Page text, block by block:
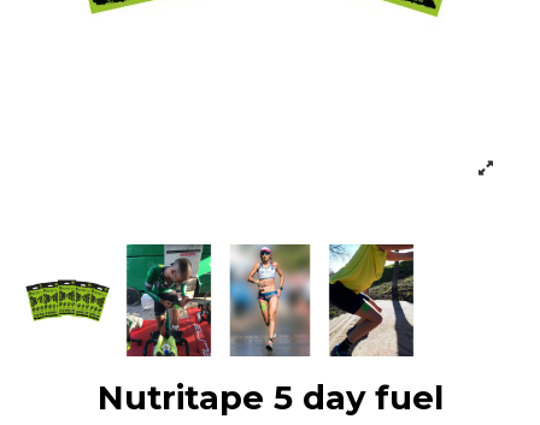
Nutritape 5 day fuel